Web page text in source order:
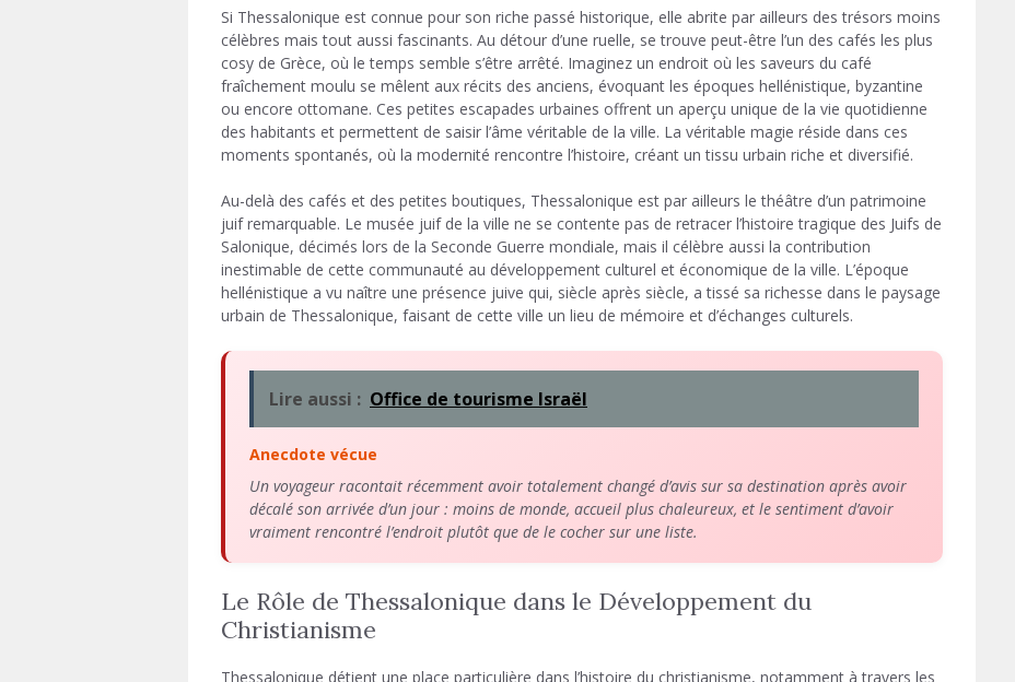
Si Thessalonique est connue pour son riche passé historique, elle abrite par ailleurs des trésors moins
célèbres mais tout aussi fascinants. Au détour d’une ruelle, se trouve peut-être l’un des cafés les plus
cosy de Grèce, où le temps semble s’être arrêté. Imaginez un endroit où les saveurs du café
fraîchement moulu se mêlent aux récits des anciens, évoquant les époques hellénistique, byzantine
ou encore ottomane. Ces petites escapades urbaines offrent un aperçu unique de la vie quotidienne
des habitants et permettent de saisir l’âme véritable de la ville. La véritable magie réside dans ces
moments spontanés, où la modernité rencontre l’histoire, créant un tissu urbain riche et diversifié.
Au-delà des cafés et des petites boutiques, Thessalonique est par ailleurs le théâtre d’un patrimoine
juif remarquable. Le musée juif de la ville ne se contente pas de retracer l’histoire tragique des Juifs de
Salonique, décimés lors de la Seconde Guerre mondiale, mais il célèbre aussi la contribution
inestimable de cette communauté au développement culturel et économique de la ville. L’époque
hellénistique a vu naître une présence juive qui, siècle après siècle, a tissé sa richesse dans le paysage
urbain de Thessalonique, faisant de cette ville un lieu de mémoire et d’échanges culturels.
Lire aussi : Office de tourisme Israël
Anecdote vécue
Un voyageur racontait récemment avoir totalement changé d’avis sur sa destination après avoir
décalé son arrivée d’un jour : moins de monde, accueil plus chaleureux, et le sentiment d’avoir
vraiment rencontré l’endroit plutôt que de le cocher sur une liste.
Le Rôle de Thessalonique dans le Développement du
Christianisme
Thessalonique détient une place particulière dans l’histoire du christianisme, notamment à travers les